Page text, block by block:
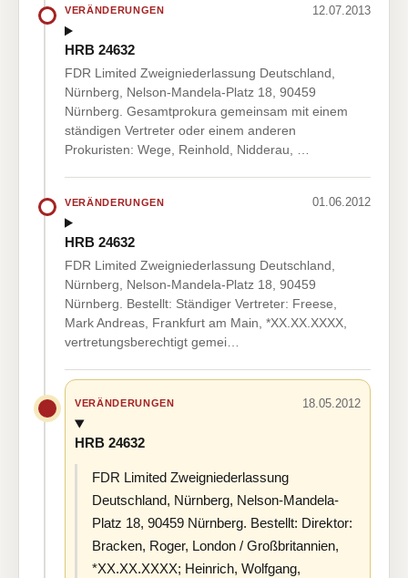
VERÄNDERUNGEN 12.07.2013
HRB 24632
FDR Limited Zweigniederlassung Deutschland,
Nürnberg, Nelson-Mandela-Platz 18, 90459
Nürnberg. Gesamtprokura gemeinsam mit einem
ständigen Vertreter oder einem anderen
Prokuristen: Wege, Reinhold, Nidderau, …
VERÄNDERUNGEN 01.06.2012
HRB 24632
FDR Limited Zweigniederlassung Deutschland,
Nürnberg, Nelson-Mandela-Platz 18, 90459
Nürnberg. Bestellt: Ständiger Vertreter: Freese,
Mark Andreas, Frankfurt am Main, *XX.XX.XXXX,
vertretungsberechtigt gemei…
VERÄNDERUNGEN 18.05.2012
HRB 24632
FDR Limited Zweigniederlassung
Deutschland, Nürnberg, Nelson-Mandela-
Platz 18, 90459 Nürnberg. Bestellt: Direktor:
Bracken, Roger, London / Großbritannien,
*XX.XX.XXXX; Heinrich, Wolfgang,